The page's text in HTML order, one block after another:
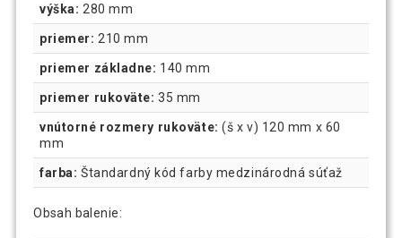
výška: 280 mm
priemer: 210 mm
priemer základne: 140 mm
priemer rukoväte: 35 mm
vnútorné rozmery rukoväte: (š x v) 120 mm x 60
mm
farba: Štandardný kód farby medzinárodná súťaž
Obsah balenie: